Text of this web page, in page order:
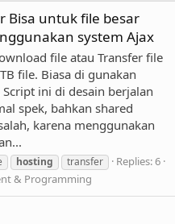
Bisa untuk file besar
system Ajax
file atau Transfer file
file. Biasa di gunakan
ini di desain berjalan
spek, bahkan shared
karena menggunakan
hosting transfer
Replies: 6
& Programming